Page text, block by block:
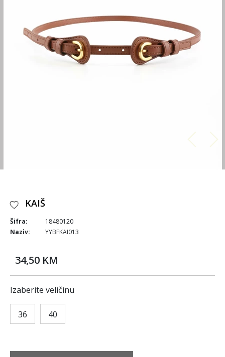
KAIŠ
Šifra:
18480120
Naziv:
YYBFKAI013
34,50 KM
Izaberite veličinu
36 40